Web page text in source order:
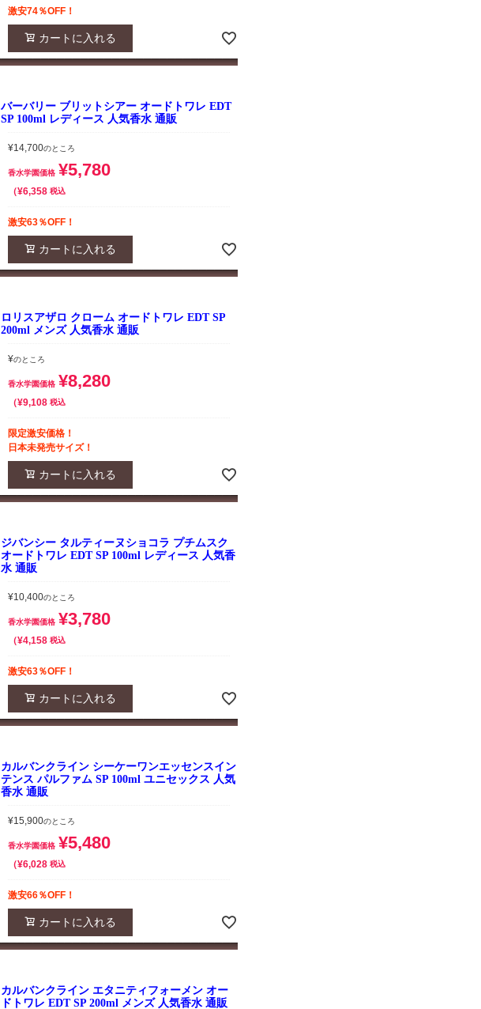
激安74％OFF！
カートに入れる
バーバリー ブリットシアー オードトワレ EDT
SP 100ml レディース 人気香水 通販
¥14,700のところ
香水学園価格 ¥5,780
¥6,358 税込
激安63％OFF！
カートに入れる
ロリスアザロ クローム オードトワレ EDT SP
200ml メンズ 人気香水 通販
¥のところ
香水学園価格 ¥8,280
¥9,108 税込
限定激安価格！
日本未発売サイズ！
カートに入れる
ジバンシー タルティーヌショコラ プチムスク
オードトワレ EDT SP 100ml レディース 人気香
水 通販
¥10,400のところ
香水学園価格 ¥3,780
¥4,158 税込
激安63％OFF！
カートに入れる
カルバンクライン シーケーワンエッセンスイン
テンス パルファム SP 100ml ユニセックス 人気
香水 通販
¥15,900のところ
香水学園価格 ¥5,480
¥6,028 税込
激安66％OFF！
カートに入れる
カルバンクライン エタニティフォーメン オー
ドトワレ EDT SP 200ml メンズ 人気香水 通販